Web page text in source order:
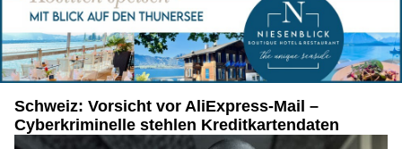
Schweiz: Vorsicht vor AliExpress-Mail –
Cyberkriminelle stehlen Kreditkartendaten